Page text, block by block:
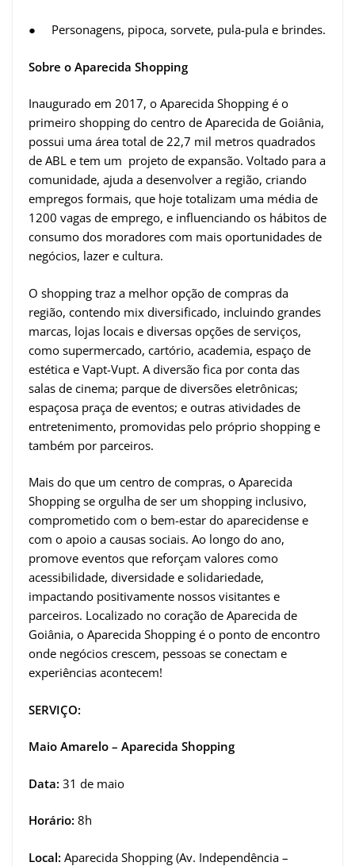
● Personagens, pipoca, sorvete, pula-pula e brindes.
Sobre o Aparecida Shopping
Inaugurado em 2017, o Aparecida Shopping é o
primeiro shopping do centro de Aparecida de Goiânia,
possui uma área total de 22,7 mil metros quadrados
de ABL e tem um projeto de expansão. Voltado para a
comunidade, ajuda a desenvolver a região, criando
empregos formais, que hoje totalizam uma média de
1200 vagas de emprego, e influenciando os hábitos de
consumo dos moradores com mais oportunidades de
negócios, lazer e cultura.
O shopping traz a melhor opção de compras da
região, contendo mix diversificado, incluindo grandes
marcas, lojas locais e diversas opções de serviços,
como supermercado, cartório, academia, espaço de
estética e Vapt-Vupt. A diversão fica por conta das
salas de cinema; parque de diversões eletrônicas;
espaçosa praça de eventos; e outras atividades de
entretenimento, promovidas pelo próprio shopping e
também por parceiros.
Mais do que um centro de compras, o Aparecida
Shopping se orgulha de ser um shopping inclusivo,
comprometido com o bem-estar do aparecidense e
com o apoio a causas sociais. Ao longo do ano,
promove eventos que reforçam valores como
acessibilidade, diversidade e solidariedade,
impactando positivamente nossos visitantes e
parceiros. Localizado no coração de Aparecida de
Goiânia, o Aparecida Shopping é o ponto de encontro
onde negócios crescem, pessoas se conectam e
experiências acontecem!
SERVIÇO:
Maio Amarelo – Aparecida Shopping
Data: 31 de maio
Horário: 8h
Local: Aparecida Shopping (Av. Independência –